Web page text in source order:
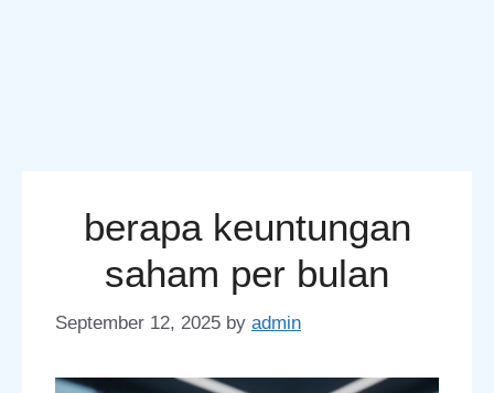
berapa keuntungan
saham per bulan
September 12, 2025 by admin